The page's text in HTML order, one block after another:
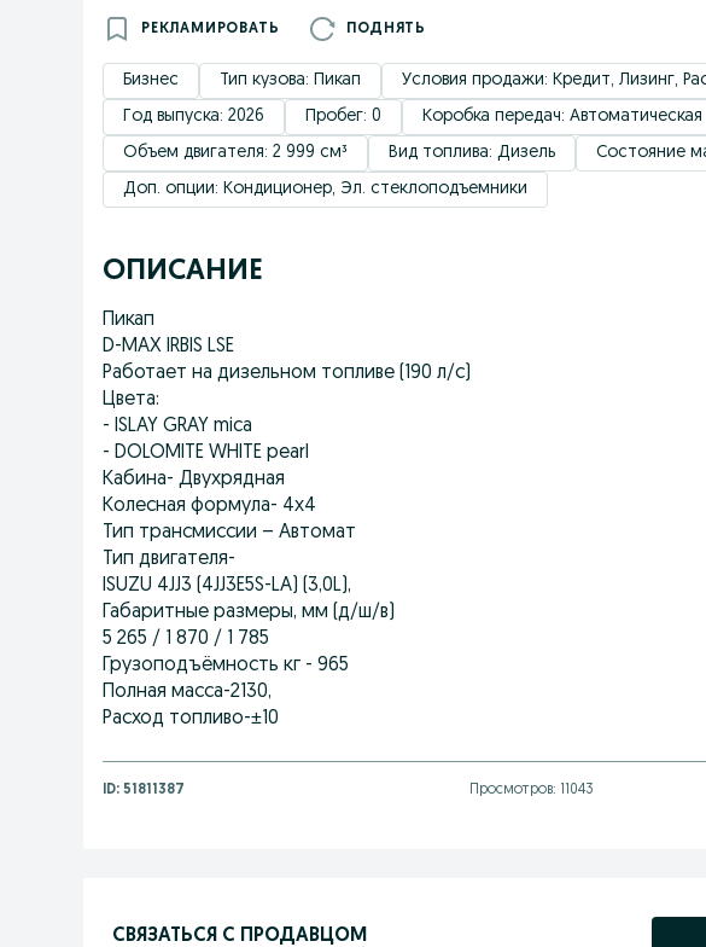
РЕКЛАМИРОВАТЬ ПОДНЯТЬ
Бизнес Тип кузова: Пикап
Условия продажи: Кредит, Лизинг,
Год выпуска: 2026
Пробег: 0 Коробка передач: Автоматическая
Объем двигателя: 2 999 см³
Вид топлива: Дизель
Состояние
Доп. опции: Кондиционер, Эл. стеклоподъемники
ОПИСАНИЕ
Пикап
D-MAX IRBIS LSE
Работает на дизельном топливе (190 л/с)
Цвета:
- ISLAY GRAY mica
- DOLOMITE WHITE pearl
Кабина- Двухрядная
Колесная формула- 4х4
Тип трансмиссии – Автомат
Тип двигателя-
ISUZU 4JJ3 (4JJ3E5S-LA) (3,0L),
Габаритные размеры, мм (д/ш/в)
5 265 / 1 870 / 1 785
Грузоподъёмность кг - 965
Полная масса-2130,
Расход топливо-±10
ID: 51811387 Просмотров: 11043
СВЯЗАТЬСЯ С ПРОДАВЦОМ